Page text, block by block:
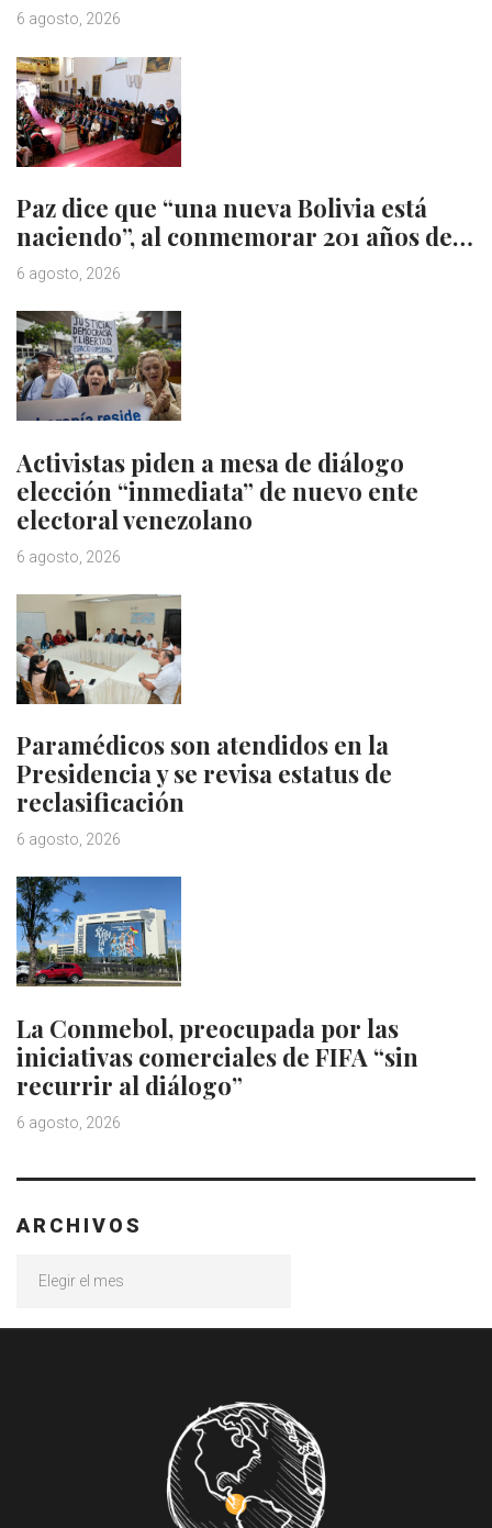
6 agosto, 2026
Paz dice que “una nueva Bolivia está
naciendo”, al conmemorar 201 años de…
6 agosto, 2026
Activistas piden a mesa de diálogo
elección “inmediata” de nuevo ente
electoral venezolano
6 agosto, 2026
Paramédicos son atendidos en la
Presidencia y se revisa estatus de
reclasificación
6 agosto, 2026
La Conmebol, preocupada por las
iniciativas comerciales de FIFA “sin
recurrir al diálogo”
6 agosto, 2026
ARCHIVOS